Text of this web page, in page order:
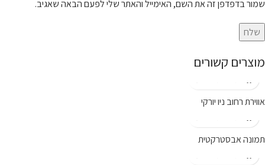
שמור בדפדפן זה את השם, האימייל והאתר שלי לפעם הבאה שאגיב.
מוצרים קשורים
אווירת רחוב ניו יורקי
תמונה אבסטרקטית